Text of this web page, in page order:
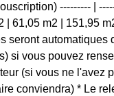
--------- |
| 61,05 m2 | 151,95
seront automatiques
si vous pouvez
(si vous ne l'avez
conviendra) * Le